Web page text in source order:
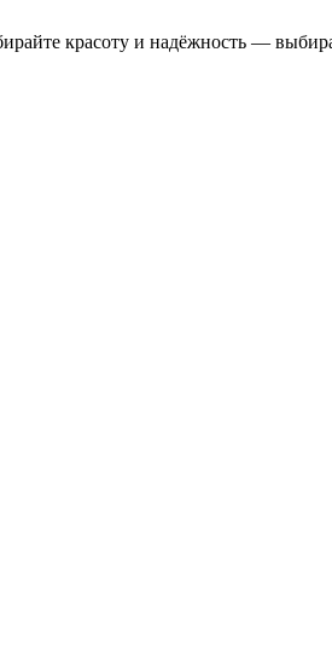
красоту и надёжность —